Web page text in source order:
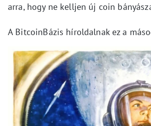
arra, hogy ne kelljen új coin
A BitcoinBázis híroldalnak ez a